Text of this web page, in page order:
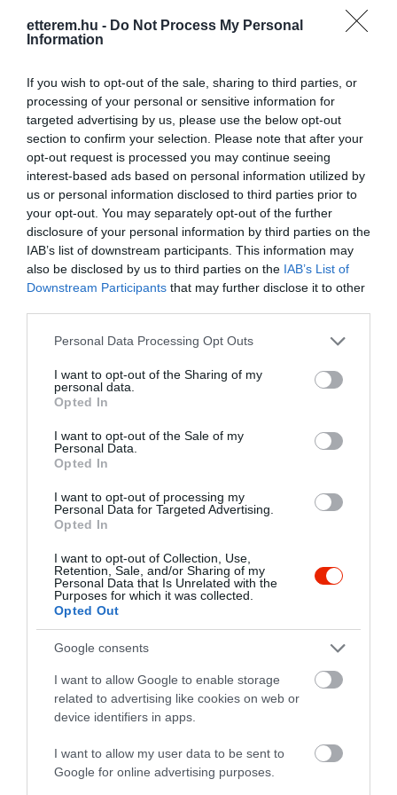
etterem.hu - Do Not Process My Personal
Information
If you wish to opt-out of the sale, sharing to third parties, or
processing of your personal or sensitive information for
targeted advertising by us, please use the below opt-out
section to confirm your selection. Please note that after your
opt-out request is processed you may continue seeing
interest-based ads based on personal information utilized by
us or personal information disclosed to third parties prior to
your opt-out. You may separately opt-out of the further
disclosure of your personal information by third parties on the
IAB’s list of downstream participants. This information may
also be disclosed by us to third parties on the IAB’s List of
Downstream Participants that may further disclose it to other
Please note that this website/app uses one or more Google
not limited to your visit or usage behaviour. You may click to
grant or deny consent to Google and its third-party tags to
use your data for below specified purposes in below Google
consent section.
Personal Data Processing Opt Outs
I want to opt-out of the Sharing of my
personal data.
Opted In
I want to opt-out of the Sale of my
Personal Data.
Opted In
I want to opt-out of processing my
Personal Data for Targeted Advertising.
Opted In
I want to opt-out of Collection, Use,
Retention, Sale, and/or Sharing of my
Personal Data that Is Unrelated with the
Purposes for which it was collected.
Opted Out
Google consents
I want to allow Google to enable storage
related to advertising like cookies on web or
device identifiers in apps.
I want to allow my user data to be sent to
Google for online advertising purposes.
4.4
Összesen 9
5 7
2 0
1 1
Bokker Sándor
2019. Július 2.
Családi vacsorára ugrottunk
be, készséges segítség a hely
választásban, gyors
kiszolgálás és minden nagyon
finom volt! Az adagok rendben
vannak, még a gyerek menü
is. A környezet csodás, jó
hangulatban telt az este.
Schveighardt Katalin
2018. Június 24.
Szuper finom volt minden,
teljesen telt ház volt és ettől
megérkeztek az ételek!
Köszönjük!
ja...@gmail.com
2014. Február 8.
Ajánlom!!!1980 óta látogatom
a helyet, régi kedvencem volt
a táci tehéntánc, sosem